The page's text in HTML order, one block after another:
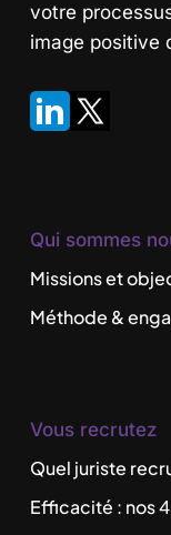
votre
image positive
Qui sommes
Missions et
Méthode &
Vous recrutez
Quel juriste
Efficacité : nos